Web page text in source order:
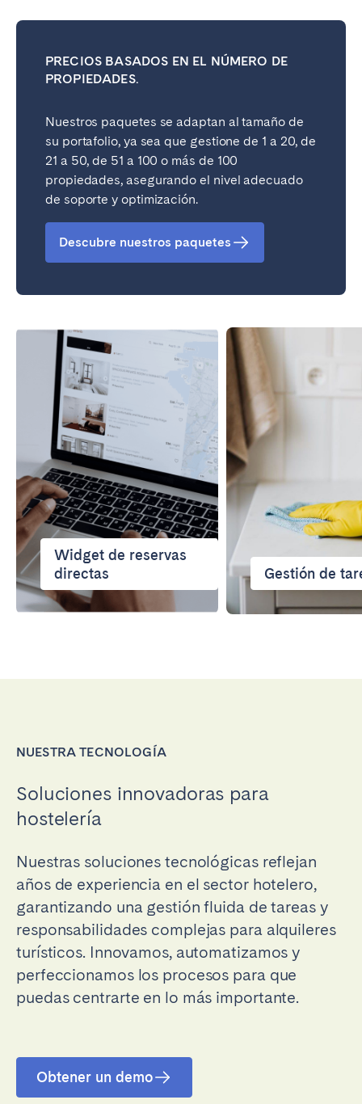
PRECIOS BASADOS EN EL NÚMERO DE
PROPIEDADES.
Nuestros paquetes se adaptan al tamaño de
su portafolio, ya sea que gestione de 1 a 20, de
21 a 50, de 51 a 100 o más de 100
propiedades, asegurando el nivel adecuado
de soporte y optimización.
Descubre nuestros paquetes
Widget de reservas
directas
Gestión de
NUESTRA TECNOLOGÍA
Soluciones innovadoras para
hostelería
Nuestras soluciones tecnológicas reflejan
años de experiencia en el sector hotelero,
garantizando una gestión fluida de tareas y
responsabilidades complejas para alquileres
turísticos. Innovamos, automatizamos y
perfeccionamos los procesos para que
puedas centrarte en lo más importante.
Obtener un demo
London
Manchester
Edinburgh
WALES
Cardiff
PORTUGAL
Coimbra
Évora
Lisbon
Viana do Castelo
MADEIRA
AZORES
Ponta Delgada
Ir a la página global